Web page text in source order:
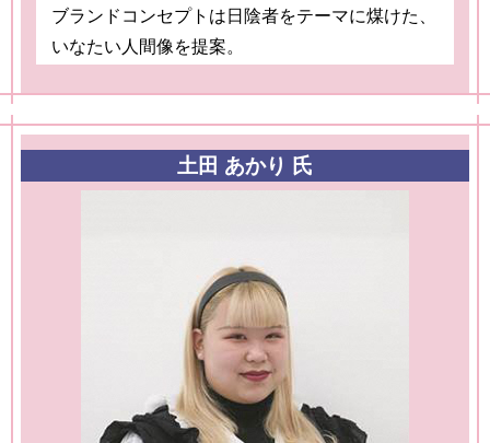
ブランドコンセプトは日陰者をテーマに煤けた、
いなたい人間像を提案。
土田 あかり 氏